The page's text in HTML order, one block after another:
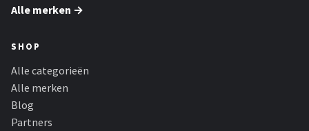
Alle merken →
SHOP
Alle categorieën
Alle merken
Blog
Partners